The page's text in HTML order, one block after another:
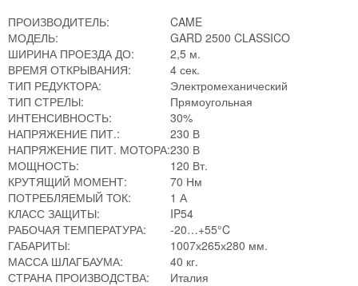
ПРОИЗВОДИТЕЛЬ:
CAME
МОДЕЛЬ:
GARD 2500 CLASSICO
ШИРИНА ПРОЕЗДА ДО:
2,5 м.
ВРЕМЯ ОТКРЫВАНИЯ:
4 сек.
ТИП РЕДУКТОРА:
Электромеханический
ТИП СТРЕЛЫ:
Прямоугольная
ИНТЕНСИВНОСТЬ:
30%
НАПРЯЖЕНИЕ ПИТ.:
230 В
НАПРЯЖЕНИЕ ПИТ. МОТОРА:230 В
МОЩНОСТЬ:
120 Вт.
КРУТЯЩИЙ МОМЕНТ:
70 Нм
ПОТРЕБЛЯЕМЫЙ ТОК:
1 А
КЛАСС ЗАЩИТЫ:
IP54
РАБОЧАЯ ТЕМПЕРАТУРА:
-20…+55°C
ГАБАРИТЫ:
1007х265х280 мм.
МАССА ШЛАГБАУМА:
40 кг.
СТРАНА ПРОИЗВОДСТВА:
Италия